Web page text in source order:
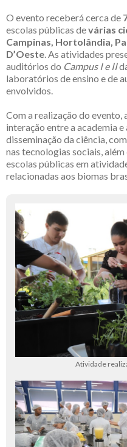
O evento receberá cerca de
escolas públicas devárias
Campinas, Hortolândia,
D’Oeste. As atividades
auditórios do Campus I e II
laboratórios de ensino e de
envolvidos.
Com a realização do evento,
interação entre a academia
disseminação da ciência,
nas tecnologias sociais,
escolas públicas em
relacionadas aos biomas
Atividade